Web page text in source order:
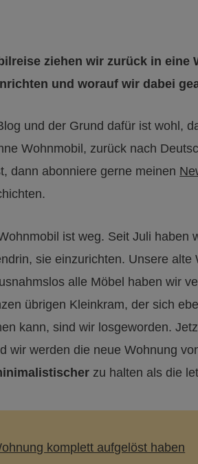
ziehen wir zurück in eine
und worauf wir dabei
und der Grund dafür ist wohl,
Wohnmobil, zurück nach
dann abonniere gerne meinen
ist weg. Seit Juli haben
sie einzurichten. Unsere alte
alle Möbel haben wir
übrigen Kleinkram, der sich
kann, sind wir losgeworden.
wir werden die neue Wohnung
zu halten als die
komplett aufgelöst haben